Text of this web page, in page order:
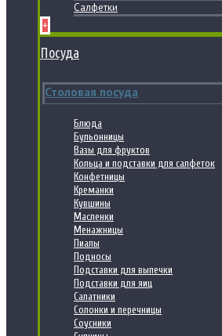
Салфетки
+
Посуда
Столовая посуда
Блюда
Бульонницы
Вазы для фруктов
Кольца и подставки для салфеток
Конфетницы
Креманки
Кувшины
Масленки
Менажницы
Пиалы
Подносы
Подставки для выпечки
Подставки для яиц
Салатники
Солонки и перечницы
Соусники